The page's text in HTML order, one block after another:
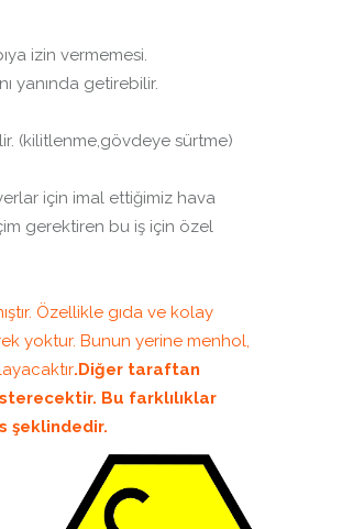
izin vermemesi.
yanında getirebilir.
(kilitlenme,gövdeye sürtme)
için imal ettiğimiz hava
gerektiren bu iş için özel
Özellikle gıda ve kolay
yoktur. Bunun yerine menhol,
.Diğer taraftan
Bu farklılıklar
şeklindedir.